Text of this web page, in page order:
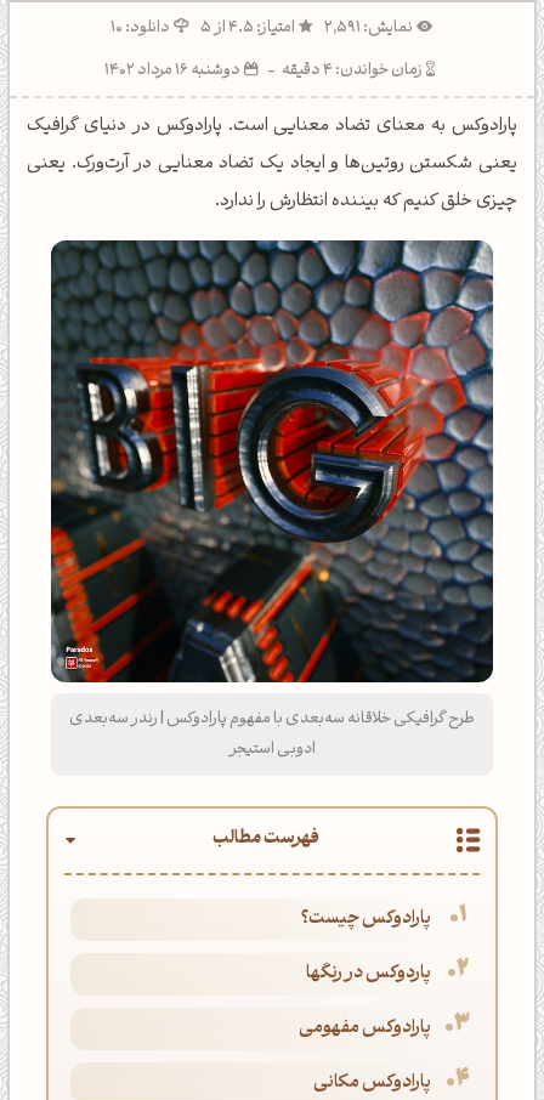
نمایش: 2,591 امتیاز: 4.5 از 5
دانلود: 10
زمان خواندن: 4 دقیقه
- دوشنبه 16 مرداد 1402
پارادوکس به معنای تضاد معنایی است. پارادوکس در دنیای گرافیک
یعنی شکستن روتین‌ها و ایجاد یک تضاد معنایی در آرت‌ورک. یعنی
چیزی خلق کنیم که بیننده انتظارش را ندارد.
طرح گرافیکی خلاقانه سه‌بعدی با مفهوم پارادوکس | رندر سه‌بعدی
ادوبی استیجر
فهرست مطالب
پارادوکس چیست؟
پاردوکس در رنگها
پارادوکس مفهومی
پارادوکس مکانی